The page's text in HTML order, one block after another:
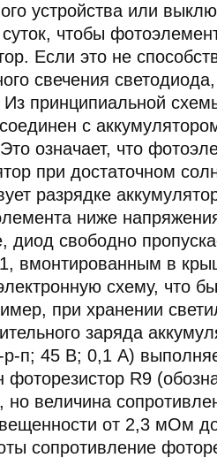
устройства или
суток, чтобы
Если это не
свечения
Из принципиальной
с
означает, что
при достаточном
разрядке
ниже
диод свободно
вмонтированным в
схему, что
при хранении
заряда
р-п; 45 В; 0,1 А)
фоторезистор R9
но величина
от 2,3 мОм
сопротивление